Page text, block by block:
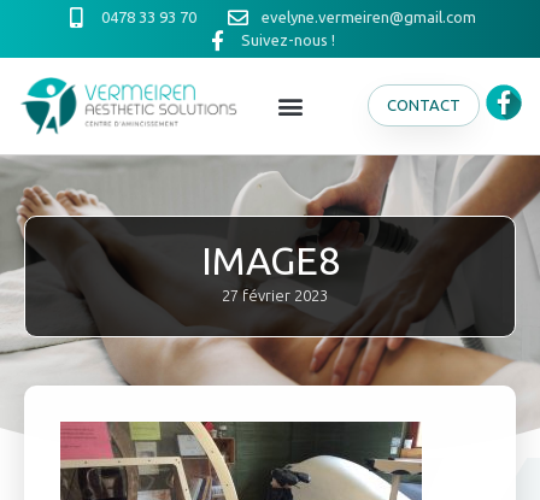
0478 33 93 70
evelyne.vermeiren@gmail.com
Suivez-nous !
CONTACT
IMAGE8
27 février 2023